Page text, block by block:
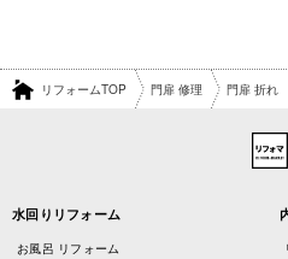
リフォームTOP 門扉 修理 門扉 折れ
水回りリフォーム
お風呂 リフォーム